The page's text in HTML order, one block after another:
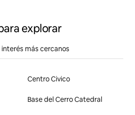
explorar
más cercanos
Centro Civico
Base del Cerro Catedral